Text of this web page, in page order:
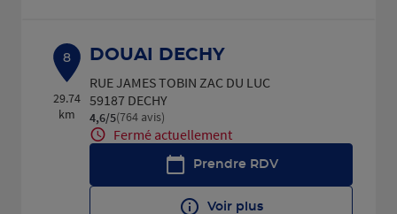
8
29.74
km
DOUAI DECHY
RUE JAMES TOBIN ZAC DU LUC
59187 DECHY
4,6/5Note de 4.6 sur 5
(764 avis)
Fermé actuellement
Prendre RDV
Voir plus